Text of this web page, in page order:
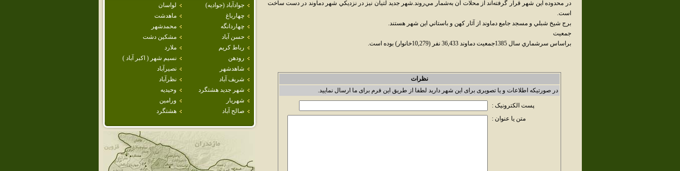
جوادآباد (جواديه)
لواسان
چهارباغ
ماهدشت
چهاردانگه
محمدشهر
حسن آباد
مشكين دشت
رباط كريم
ملارد
رودهن
نسيم شهر ( اكبر آباد )
شاهدشهر
نصيرآباد
شريف آباد
نظرآباد
شهر جديد هشتگرد
وحيديه
شهريار
ورامين
صالح آباد
هشتگرد
در محدوده اين شهر قرار گرفته‌اند از محلات آن به‌شمار مي‌روند.شهر جديد لتيان نيز در نزديکي شهر دماوند در دست ساخت
است.
برج شيخ شبلي و مسجد جامع دماوند از آثار کهن و باستاني اين شهر هستند.
جمعيت
براساس سرشماري سال 1385جمعيت دماوند 36,433 نفر (10,279خانوار) بوده است.
نظرات
در صورتیکه اطلاعات و یا تصویری برای این شهر دارید لطفا از طریق این فرم برای ما ارسال نمایید.
پست الکترونیک :
متن یا عنوان :